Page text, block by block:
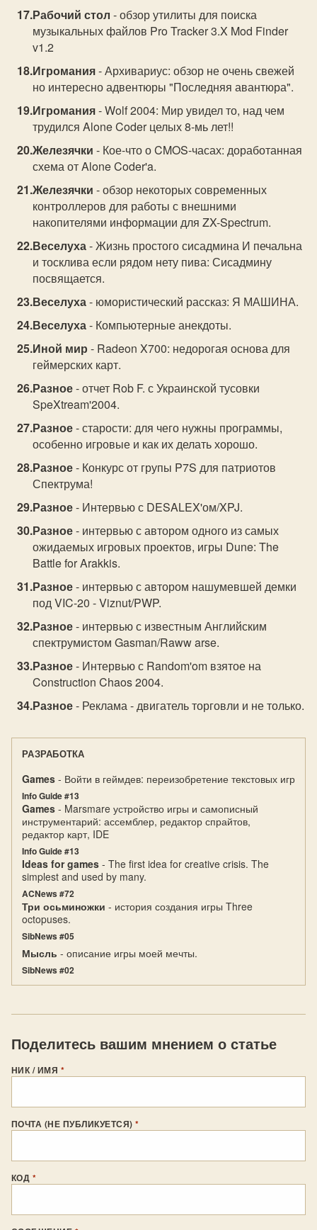
Рабочий стол - обзор утилиты для поиска
музыкальных файлов Pro Tracker 3.X Mod Finder
v1.2
Игромания- Архивариус: обзор не очень свежей
но интересно адвентюры "Последняя авантюра".
Игромания- Wolf 2004: Мир увидел то, над чем
трудился Alone Coder целых 8-мь лет!!
Железячки - Кое-что о CMOS-часах: доработанная
схема от Alone Coder'a.
Железячки - обзор некоторых современных
контроллеров для работы с внешними
накопителями информации для ZX-Spectrum.
Веселуха- Жизнь простого сисадмина И печальна
и тосклива если рядом нету пива: Сисадмину
посвящается.
Веселуха- юмористический рассказ: Я МАШИНА.
Веселуха- Компьютерные анекдоты.
Иной мир - Radeon X700: недорогая основа для
геймерских карт.
Разное- отчет Rob F. с Украинской тусовки
SpeXtream'2004.
Разное- старости: для чего нужны программы,
особенно игровые и как их делать хорошо.
Разное- Конкурс от групы P7S для патриотов
Спектрума!
Разное- Интервью с DESALEX'ом/XPJ.
Разное- интервью с автором одного из самых
ожидаемых игровых проектов, игры Dune: The
Battle for Arakkis.
Разное- интервью с автором нашумевшей демки
под VIC-20 - Viznut/PWP.
Разное- интервью с известным Английским
спектрумистом Gasman/Raww arse.
Разное- Интервью с Random'om взятое на
Construction Chaos 2004.
Разное- Реклама - двигатель торговли и не только.
РАЗРАБОТКА
Games - Войти в геймдев: переизобретение текстовых игр
Info Guide #13
Games - Marsmare устройство игры и самописный
инструментарий: ассемблер, редактор спрайтов,
редактор карт, IDE
Info Guide #13
Ideas for games - The first idea for creative crisis. The
simplest and used by many.
ACNews #72
Три осьминожки - история создания игры Three
octopuses.
SibNews #05
Мысль - описание игры моей мечты.
SibNews #02
Поделитесь вашим мнением о статье
НИК / ИМЯ *
ПОЧТА (НЕ ПУБЛИКУЕТСЯ)*
КОД *